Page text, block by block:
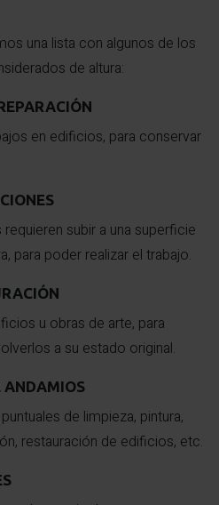
una lista con algunos de los
de altura:
en edificios, para conservar
subir a una superficie
para poder realizar el trabajo.
u obras de arte, para
a su estado original.
ANDAMIOS
de limpieza, pintura,
restauración de edificios, etc.